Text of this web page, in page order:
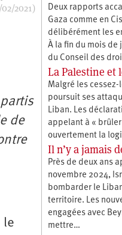
2021)
de
le
Deux rapports
Gaza comme en
délibérément les
À la fin du mois de
du Conseil des
La Palestine et
Malgré les
poursuit ses
Liban. Les
appelant à «
ouvertement la
Il n’y a jamais
Près de deux ans
novembre 2024,
bombarder le
territoire. Les
engagées avec
mettre…